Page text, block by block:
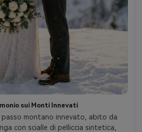
sui Monti Innevati
passo montano innevato, abito da
con scialle di pelliccia sintetica,